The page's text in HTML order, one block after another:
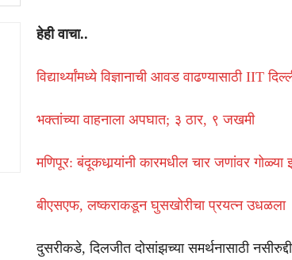
हेही वाचा..
विद्यार्थ्यांमध्ये विज्ञानाची आवड वाढण्यासाठी IIT
भक्तांच्या वाहनाला अपघात; ३ ठार, ९ जखमी
मणिपूर: बंदूकधार्‍यांनी कारमधील चार जणांवर गोळ्या
बीएसएफ, लष्कराकडून घुसखोरीचा प्रयत्न उधळला
दुसरीकडे, दिलजीत दोसांझच्या समर्थनासाठी